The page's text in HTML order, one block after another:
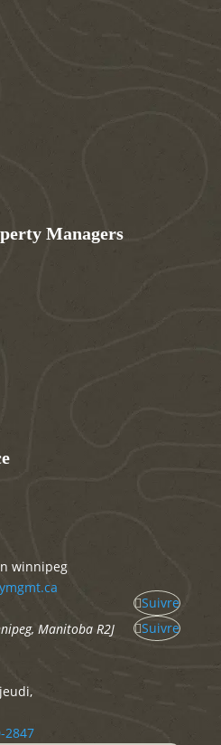
Managers
winnipeg
, Manitoba R2J
2847
Suivre
Suivre